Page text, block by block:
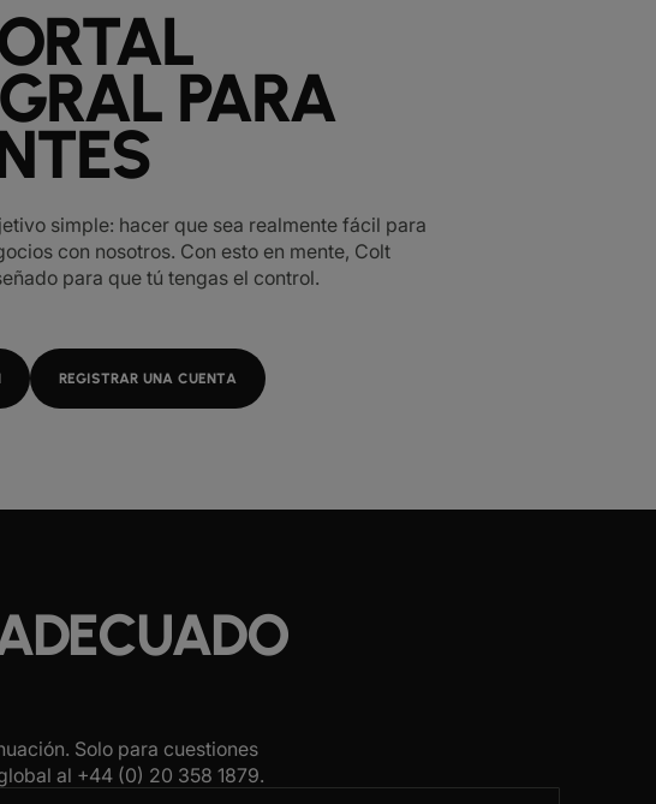
PARA
simple: hacer que sea realmente fácil para
con nosotros. Con esto en mente, Colt
para que tú tengas el control.
REGISTRAR UNA CUENTA
Solo para cuestiones
al +44 (0) 20 358 1879.